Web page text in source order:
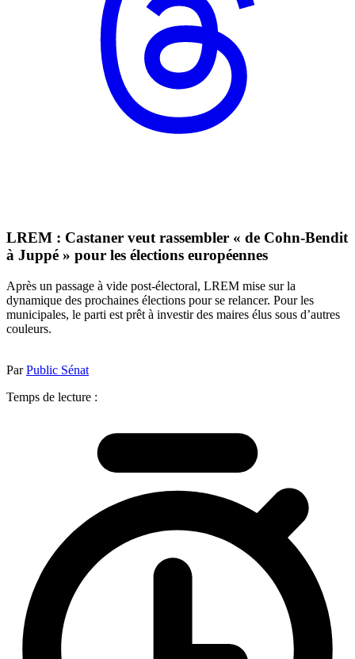
LREM : Castaner veut rassembler « de Cohn-Bendit
à Juppé » pour les élections européennes
Après un passage à vide post-électoral, LREM mise sur la
dynamique des prochaines élections pour se relancer. Pour les
municipales, le parti est prêt à investir des maires élus sous d’autres
couleurs.
ParPublic Sénat
Temps de lecture :